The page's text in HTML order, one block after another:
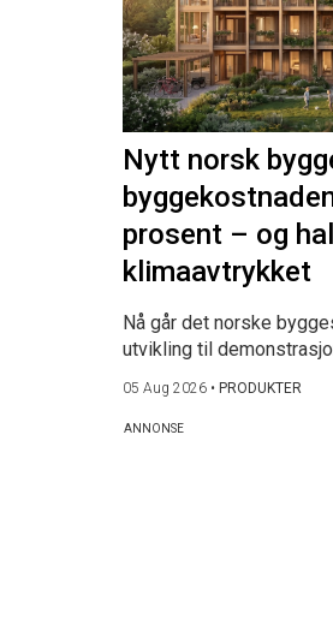
Nytt norsk
prosent – og
klimaavtrykket
Nå går det norske
utvikling til
05 Aug 2026 • PRODUKTER